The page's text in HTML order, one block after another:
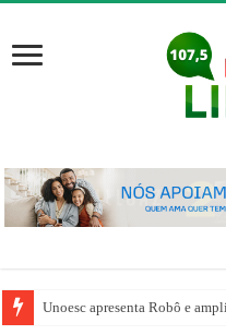
Unoesc apresenta Robô e